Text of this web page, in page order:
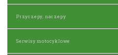
Przyczepy, naczepy
Serwisy motocyklowe